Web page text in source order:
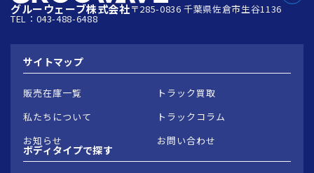
グルーウェーブ株式会社〒285-0836 千葉県佐倉市生谷1136
TEL：043-488-6488
サイトマップ
販売在庫一覧
トラック買取
私たちについて
トラックコラム
お知らせ
お問い合わせ
ボディタイプで探す